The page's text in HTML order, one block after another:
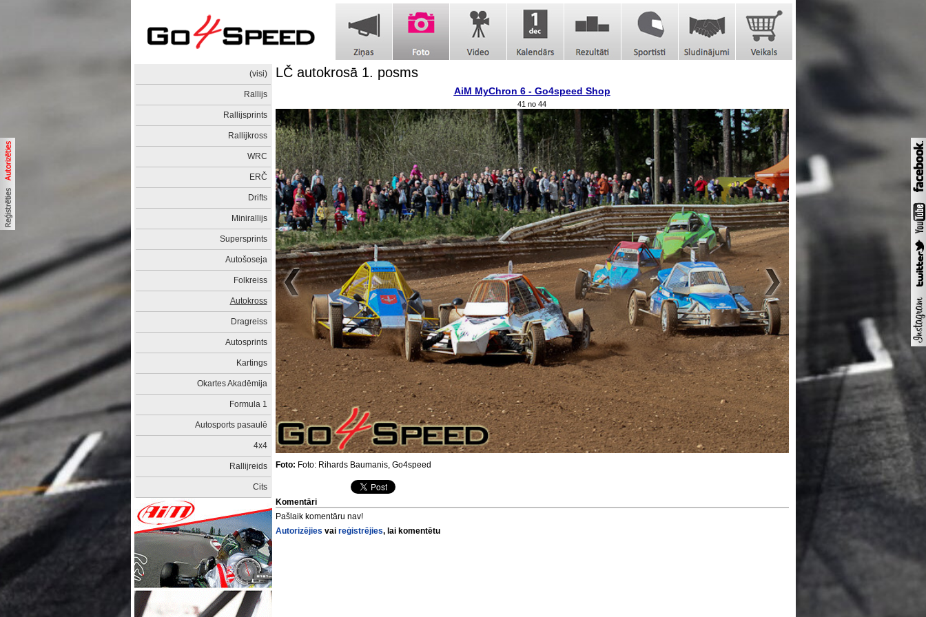
(visi)
Rallijs
Rallijsprints
Rallijkross
WRC
ERČ
Drifts
Minirallijs
Supersprints
Autošoseja
Folkreiss
Autokross
Dragreiss
Autosprints
Kartings
Okartes Akadēmija
Formula 1
Autosports pasaulē
4x4
Rallijreids
Cits
LČ autokrosā 1. posms
AiM MyChron 6 - Go4speed Shop
41 no 44
Foto: Foto: Rihards Baumanis, Go4speed
Komentāri
Pašlaik komentāru nav!
Autorizējies vai reģistrējies, lai komentētu